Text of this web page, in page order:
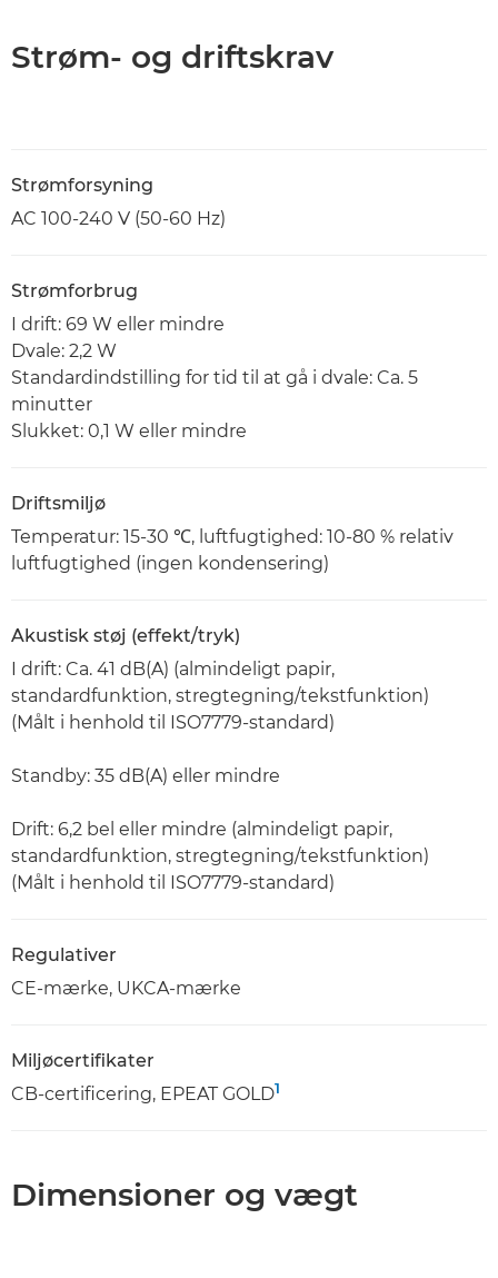
Strøm- og driftskrav
Strømforsyning
AC 100-240 V (50-60 Hz)
Strømforbrug
I drift: 69 W eller mindre
Dvale: 2,2 W
Standardindstilling for tid til at gå i dvale: Ca. 5
minutter
Slukket: 0,1 W eller mindre
Driftsmiljø
Temperatur: 15-30 ℃, luftfugtighed: 10-80 % relativ
luftfugtighed (ingen kondensering)
Akustisk støj (effekt/tryk)
I drift: Ca. 41 dB(A) (almindeligt papir,
standardfunktion, stregtegning/tekstfunktion)
(Målt i henhold til ISO7779-standard)
Standby: 35 dB(A) eller mindre
Drift: 6,2 bel eller mindre (almindeligt papir,
standardfunktion, stregtegning/tekstfunktion)
(Målt i henhold til ISO7779-standard)
Regulativer
CE-mærke, UKCA-mærke
Miljøcertifikater
CB-certificering, EPEAT GOLD1
Dimensioner og vægt